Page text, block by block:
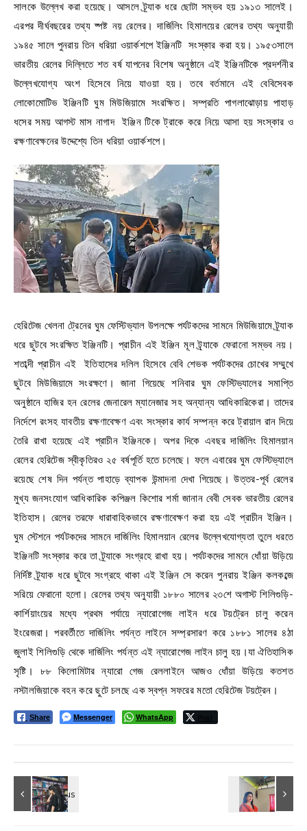
সালকে উল্লেখ করা হয়েছে। আসলে ট্র্যাক ধরে ছোটা সম্ভব হয় ১৯১৩ সালেই।
এরপর দীর্ঘবছরের তথ্য ষ্পষ্ট নয় রেলের। দার্জিলিং হিমালয়ের রেলের তথ্য অনুযায়ী
১৯৪৫ সালে পুনরায় তিন ধরিয়া ওয়ার্কশপে ইঞ্জিনটি সংস্কার করা হয়। ১৯৫৩সালে
ভারতীয় রেলের দিল্লিতে শত বর্ষ যাপনের বিশেষ অনুষ্ঠানে এই ইঞ্জিনটিকে প্রদর্শনীর
উল্লেখযোগ্য অংশ হিসেবে নিয়ে যাওয়া হয়। তবে বর্তমানে এই বেবিসেবক
লোকোমোটিভ ইঞ্জিনটি ঘুম মিউজিয়ামে সংরক্ষিত। সম্প্রতি পাগলাঝোড়ায় পাহাড়
ধসের সময় আগস্ট মাস নাগাদ ইঞ্জিন টিকে ট্রাকে করে নিয়ে আসা হয় সংস্কার ও
রক্ষণাবেক্ষনের উদ্দেশ্যে তিন ধরিয়া ওয়ার্কশপে।
হেরিটেজ খেলনা ট্রেনের ঘুম ফেস্টিভ্যাল উপলক্ষে পর্যটকদের সামনে মিউজিয়ামে ট্র্যাক
ধরে ছুটবে সংরক্ষিত ইঞ্জিনটি। প্রাচীন এই ইঞ্জিন মূল ট্র্যাকে ফেরানো সম্ভব নয়।
শতাব্দী প্রাচীন এই ইতিহাসের দলিল হিসেবে বেবি শেভক পর্যটকদের চোখের সম্মুখে
ছুটবে মিউজিয়ামে সংরক্ষণে। জানা গিয়েছে শনিবার ঘুম ফেস্টিভ্যালের সমাপ্তি
অনুষ্ঠানে হাজির হন রেলের জেনারেল ম্যানেজার সহ অন্যান্য আধিকারিকেরা। তাদের
নির্দেশে রংসহ যাবতীয় রক্ষণাবেক্ষণ এবং সংস্কার কার্য সম্পন্ন করে ট্রায়াল রান দিয়ে
তৈরি রাখা হয়েছে এই প্রাচীন ইঞ্জিনকে। অপর দিকে এবছর দার্জিলিং হিমালয়ান
রেলের হেরিটেজ স্বীকৃতিরও ২৫ বর্ষপূর্তি হতে চলেছে। ফলে এবারের ঘুম ফেস্টিভ্যালে
রয়েছে শেষ দিন পর্যন্ত পাহাড়ে ব্যাপক উন্মাদনা দেখা গিয়েছে। উত্তর-পূর্ব রেলের
মুখ্য জনসংযোগ আধিকারিক কপিঞ্জল কিশোর শর্মা জানান বেবী সেবক ভারতীয় রেলের
ইতিহাস। রেলের তরফে ধারাবাহিকভাবে রক্ষণাবেক্ষণ করা হয় এই প্রাচীন ইঞ্জিন।
ঘুম স্টেশনে পর্যটকদের সামনে দার্জিলিং হিমালয়ান রেলের উল্লেখযোগ্যতা তুলে ধরতে
ইঞ্জিনটি সংস্কার করে তা ট্র্যাকে সংগ্রহে রাখা হয়। পর্যটকদের সামনে ধোঁয়া উড়িয়ে
নির্দিষ্ট ট্র্যাক ধরে ছুটবে সংগ্রহে থাকা এই ইঞ্জিন সে করেন পুনরায় ইঞ্জিন কলকব্জে
সরিয়ে ফেরানো হলো। রেলের তথ্য অনুযায়ী ১৮৮০ সালের ২৩শে অগাস্ট শিলিগুড়ি-
কার্শিয়াংয়ের মধ্যে প্রথম পর্যায়ে ন্যারোগেজ লাইন ধরে টয়ট্রেন চালু করেন
ইংরেজরা। পরবর্তীতে দার্জিলিং পর্যন্ত লাইনে সম্প্রসারণ করে ১৮৮১ সালের ৪ঠা
জুলাই শিলিগুড়ি থেকে দার্জিলিং পর্যন্ত এই ন্যারোগেজ লাইন চালু হয়।যা ঐতিহাসিক
সৃষ্টি। ৮৮ কিলোমিটার ন্যারো গেজ রেললাইনে আজও ধোঁয়া উড়িয়ে কতশত
নস্টালজিয়াকে বহন করে ছুটে চলছে এক স্বপ্ন সফরের মতো হেরিটেজ টয়ট্রেন।
Share Messenger WhatsApp Post